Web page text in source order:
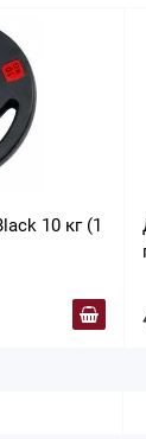
10 кг (1